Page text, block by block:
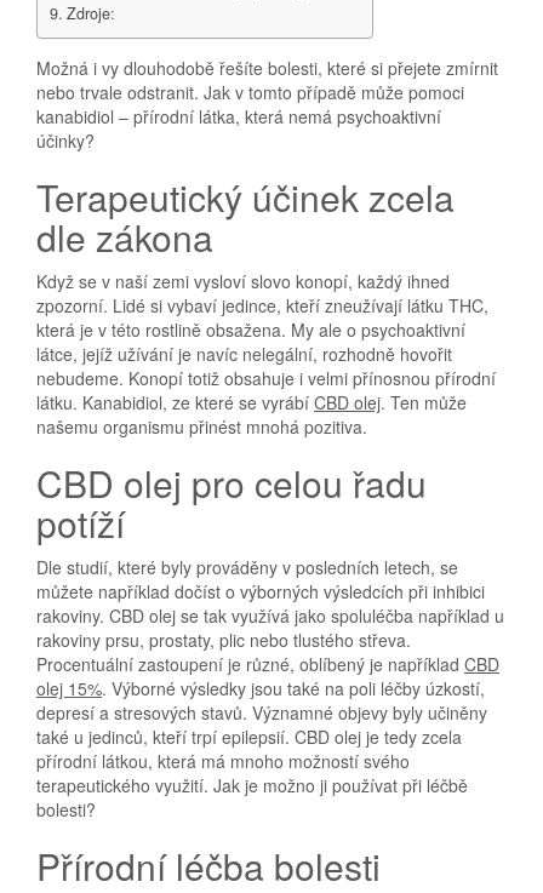
Zdroje:
Možná i vy dlouhodobě řešíte bolesti, které si přejete zmírnit
nebo trvale odstranit. Jak v tomto případě může pomoci
kanabidiol – přírodní látka, která nemá psychoaktivní
účinky?
Terapeutický účinek zcela
dle zákona
Když se v naší zemi vysloví slovo konopí, každý ihned
zpozorní. Lidé si vybaví jedince, kteří zneužívají látku THC,
která je v této rostlině obsažena. My ale o psychoaktivní
látce, jejíž užívání je navíc nelegální, rozhodně hovořit
nebudeme. Konopí totiž obsahuje i velmi přínosnou přírodní
látku. Kanabidiol, ze které se vyrábí CBD olej. Ten může
našemu organismu přinést mnohá pozitiva.
CBD olej pro celou řadu
potíží
Dle studií, které byly prováděny v posledních letech, se
můžete například dočíst o výborných výsledcích při inhibici
rakoviny. CBD olej se tak využívá jako spoluléčba například u
rakoviny prsu, prostaty, plic nebo tlustého střeva.
Procentuální zastoupení je různé, oblíbený je například CBD
olej 15%. Výborné výsledky jsou také na poli léčby úzkostí,
depresí a stresových stavů. Významné objevy byly učiněny
také u jedinců, kteří trpí epilepsií. CBD olej je tedy zcela
přírodní látkou, která má mnoho možností svého
terapeutického využití. Jak je možno ji používat při léčbě
bolesti?
Přírodní léčba bolesti